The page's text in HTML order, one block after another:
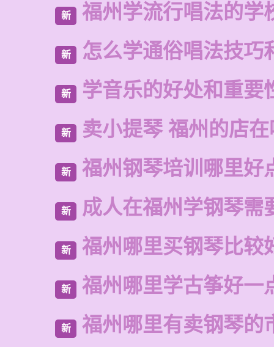
新 福州学流行唱法的学
新 怎么学通俗唱法技巧
新 学音乐的好处和重要
新 卖小提琴 福州的店
新 福州钢琴培训哪里好
新 成人在福州学钢琴需
新 福州哪里买钢琴比较
新 福州哪里学古筝好一
新 福州哪里有卖钢琴的